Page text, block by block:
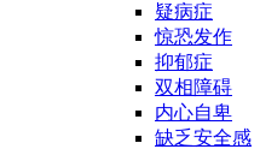
疑病症
惊恐发作
抑郁症
双相障碍
内心自卑
缺乏安全感